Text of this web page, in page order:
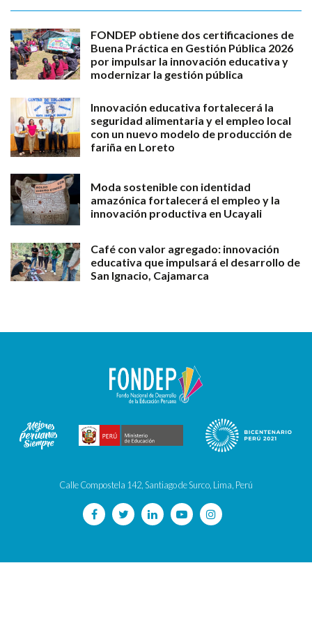
FONDEP obtiene dos certificaciones de
Buena Práctica en Gestión Pública 2026
por impulsar la innovación educativa y
modernizar la gestión pública
Innovación educativa fortalecerá la
seguridad alimentaria y el empleo local
con un nuevo modelo de producción de
fariña en Loreto
Moda sostenible con identidad
amazónica fortalecerá el empleo y la
innovación productiva en Ucayali
Café con valor agregado: innovación
educativa que impulsará el desarrollo de
San Ignacio, Cajamarca
Calle Compostela 142, Santiago de Surco, Lima, Perú